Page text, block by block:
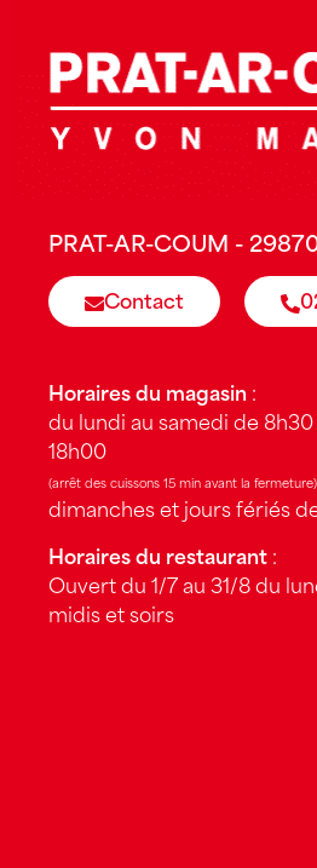
PRAT-AR-COUM -
Contact
Horaires du magasin :
du lundi au samedi de 8h30
18h00
(arrêt des cuissons 15 min avant la fermeture)
dimanches et jours fériés
Horaires du restaurant :
Ouvert du 1/7 au 31/8 du
midis et soirs